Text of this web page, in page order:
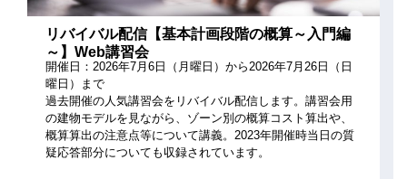
リバイバル配信【基本計画段階の概算～入門編
～】Web講習会
開催日：2026年7月6日（月曜日）から2026年7月26日（日
曜日）まで
過去開催の人気講習会をリバイバル配信します。講習会用
の建物モデルを見ながら、ゾーン別の概算コスト算出や、
概算算出の注意点等について講義。2023年開催時当日の質
疑応答部分についても収録されています。